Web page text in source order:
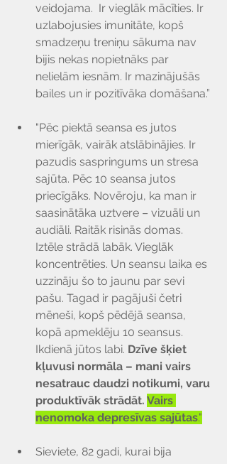
veidojama.  Ir vieglāk mācīties. Ir
uzlabojusies imunitāte, kopš
smadzeņu treniņu sākuma nav
bijis nekas nopietnāks par
nelielām iesnām. Ir mazinājušās
bailes un ir pozitīvāka domāšana.”
"Pēc piektā seansa es jutos
mierīgāk, vairāk atslābinājies. Ir
pazudis saspringums un stresa
sajūta. Pēc 10 seansa jutos
priecīgāks. Novēroju, ka man ir
saasinātāka uztvere – vizuāli un
audiāli. Raitāk risinās domas.
Iztēle strādā labāk. Vieglāk
koncentrēties. Un seansu laika es
uzzināju šo to jaunu par sevi
pašu. Tagad ir pagājuši četri
mēneši, kopš pēdējā seansa,
kopā apmeklēju 10 seansus.
Ikdienā jūtos labi. Dzīve šķiet
kļuvusi normāla – mani vairs
nesatrauc daudzi notikumi, varu
produktīvāk strādāt. Vairs
nenomoka depresīvas sajūtas."
Sieviete, 82 gadi, kurai bija